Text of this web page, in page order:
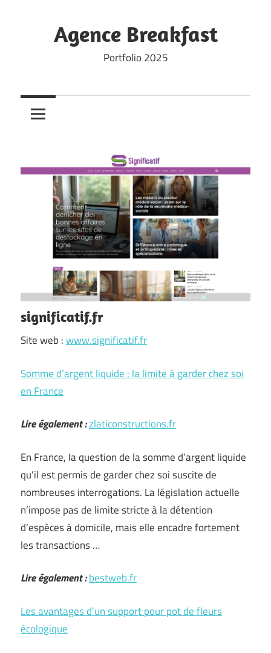
Agence Breakfast
Portfolio 2025
significatif.fr
Site web :www.significatif.fr
Somme d’argent liquide : la limite à garder chez soi
en France
Lire également :zlaticonstructions.fr
En France, la question de la somme d’argent liquide
qu’il est permis de garder chez soi suscite de
nombreuses interrogations. La législation actuelle
n’impose pas de limite stricte à la détention
d’espèces à domicile, mais elle encadre fortement
les transactions …
Lire également :bestweb.fr
Les avantages d’un support pour pot de fleurs
écologique